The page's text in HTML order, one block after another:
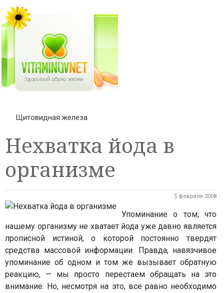
Щитовидная железа
Нехватка йода в
организме
5 февраля 2008
Упоминание о том, что
нашему организму не хватает йода уже давно является
прописной истиной, о которой постоянно твердят
средства массовой информации. Правда, навязчивое
упоминание об одном и том же вызывает обратную
реакцию, — мы просто перестаем обращать на это
внимание. Но, несмотря на это, все равно необходимо